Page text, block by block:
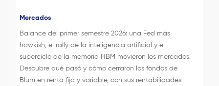
Mercados
Balance del primer semestre 2026: una Fed más
hawkish, el rally de la inteligencia artificial y el
superciclo de la memoria HBM movieron los mercados.
Descubre qué pasó y cómo cerraron los fondos de
Blum en renta fija y variable, con sus rentabilidades